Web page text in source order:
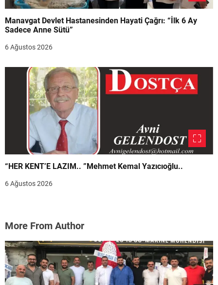
Manavgat Devlet Hastanesinden Hayati Çağrı: “İlk 6 Ay
Sadece Anne Sütü”
6 Ağustos 2026
“HER KENT’E LAZIM.. ”Mehmet Kemal Yazıcıoğlu..
6 Ağustos 2026
More From Author